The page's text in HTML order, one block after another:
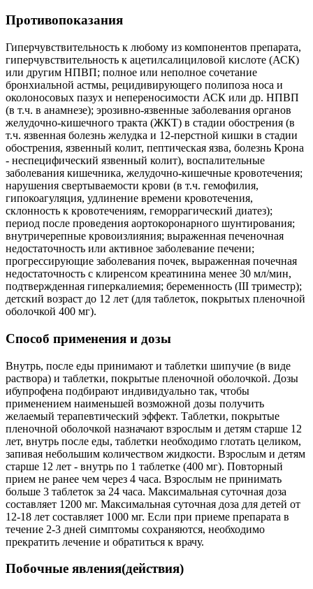
Противопоказания
Гиперчувствительность к любому из компонентов препарата,
гиперчувствительность к ацетилсалициловой кислоте (АСК)
или другим НПВП; полное или неполное сочетание
бронхиальной астмы, рецидивирующего полипоза носа и
околоносовых пазух и непереносимости АСК или др. НПВП
(в т.ч. в анамнезе); эрозивно-язвенные заболевания органов
желудочно-кишечного тракта (ЖКТ) в стадии обострения (в
т.ч. язвенная болезнь желудка и 12-перстной кишки в стадии
обострения, язвенный колит, пептическая язва, болезнь Крона
- неспецифический язвенный колит), воспалительные
заболевания кишечника, желудочно-кишечные кровотечения;
нарушения свертываемости крови (в т.ч. гемофилия,
гипокоагуляция, удлинение времени кровотечения,
склонность к кровотечениям, геморрагический диатез);
период после проведения аортокоронарного шунтирования;
внутричерепные кровоизлияния; выраженная печеночная
недостаточность или активное заболевание печени;
прогрессирующие заболевания почек, выраженная почечная
недостаточность с клиренсом креатинина менее 30 мл/мин,
подтвержденная гиперкалиемия; беременность (III триместр);
детский возраст до 12 лет (для таблеток, покрытых пленочной
оболочкой 400 мг).
Способ применения и дозы
Внутрь, после еды принимают и таблетки шипучие (в виде
раствора) и таблетки, покрытые пленочной оболочкой. Дозы
ибупрофена подбирают индивидуально так, чтобы
применением наименьшей возможной дозы получить
желаемый терапевтический эффект. Таблетки, покрытые
пленочной оболочкой назначают взрослым и детям старше 12
лет, внутрь после еды, таблетки необходимо глотать целиком,
запивая небольшим количеством жидкости. Взрослым и детям
старше 12 лет - внутрь по 1 таблетке (400 мг). Повторный
прием не ранее чем через 4 часа. Взрослым не принимать
больше 3 таблеток за 24 часа. Максимальная суточная доза
составляет 1200 мг. Максимальная суточная доза для детей от
12-18 лет составляет 1000 мг. Если при приеме препарата в
течение 2-3 дней симптомы сохраняются, необходимо
прекратить лечение и обратиться к врачу.
Побочные явления(действия)